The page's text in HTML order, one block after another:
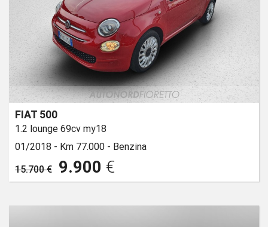
FIAT 500
1.2 lounge 69cv my18
01/2018 - Km 77.000 - Benzina
15.700 €
9.900 €